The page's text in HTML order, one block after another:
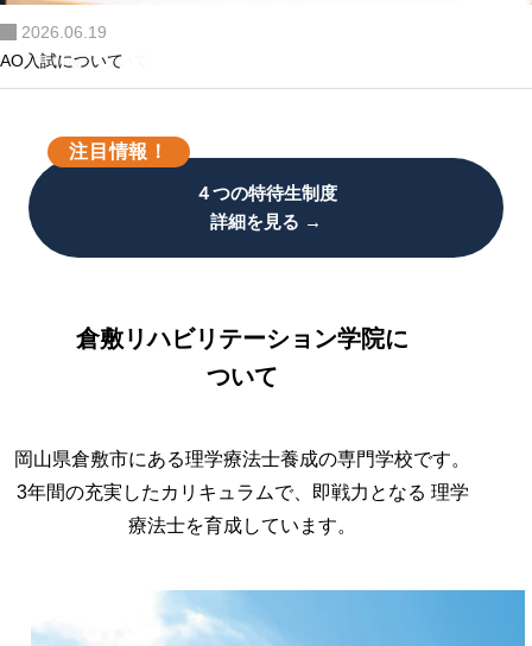
３年で理学療法士を育てる。
2026.06.19
2026.06.19
AO入試について
2026.06.19
2026.06.19
2026.06.19
注目情報！
４つの特待生制度
詳細を見る →
倉敷リハビリテーション学院に
ついて
岡山県倉敷市にある理学療法士養成の専門学校です。
3年間の充実したカリキュラムで、即戦力となる 理学
療法士を育成しています。